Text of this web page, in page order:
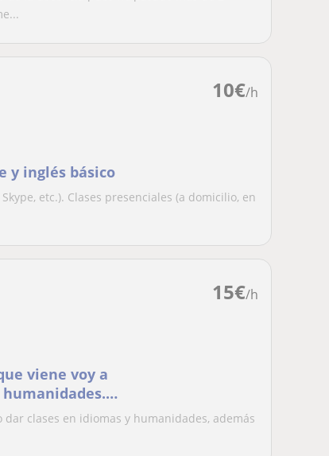
10€/h
y inglés básico
etc.). Clases presenciales (a domicilio, en
15€/h
viene voy a
clases en idiomas y humanidades, además